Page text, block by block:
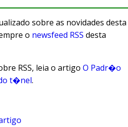
sobre as novidades desta
o newsfeed RSS desta
RSS, leia o artigo O Padr�o
t�nel.